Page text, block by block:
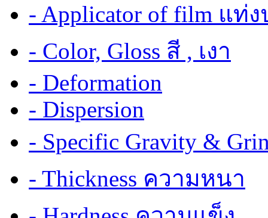
- Applicator of film แท่
- Color, Gloss สี , เงา
- Deformation
- Dispersion
- Specific Gravity &
- Thickness ความหนา